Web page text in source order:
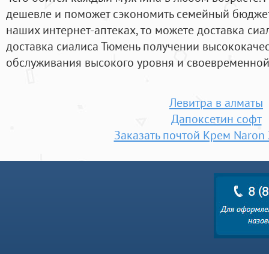
дешевле и поможет сэкономить семейный
наших интернет-аптеках, то можете доставка
доставка сиалиса Тюмень получении
обслуживания высокого уровня и
Левитра в алматы
Дапоксетин софт
Заказать почтой Крем